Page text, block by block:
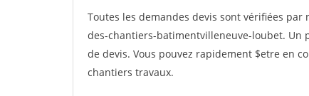
Toutes les demandes devis sont vérifiées
des-chantiers-batimentvilleneuve-loubet. Un
de devis. Vous pouvez rapidement $etre en
chantiers travaux.